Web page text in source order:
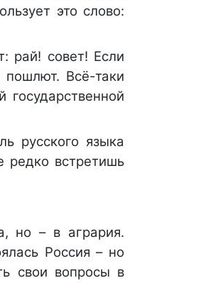
это слово:
рай! совет! Если
Всё-таки
государственной
русского языка
редко встретишь
но – в агрария.
Россия – но
свои вопросы в